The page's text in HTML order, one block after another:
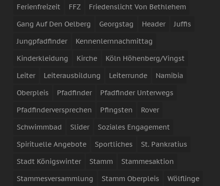
Ferienfreizeit
FFZ
Friedenslicht Von Bethlehem
Gang Auf Den Oelberg
Georgstag Header
Juffis
Jungpfadfinder
Kennenlernnachmittag
Kinderkleidung
Kirche
Köln Höhenberg/Vingst
Leiter
Leiterausbildung Leiterrunde
Namibia
Oberpleis
Pfadfinder
Pfadfinder Unterwegs
Pfadfinderversprechen
Pfingsten
Rover
Schwimmbad
Slider
Soziales Engagement
Spirituelle Angebote
Sportliches
St. Pankratius
Stadt Königswinter
Stamm
Stammesaktion
Stammesversammlung
Stamm Oberpleis Wölflinge